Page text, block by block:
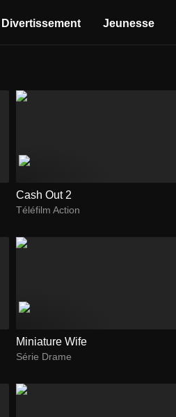
Divertissement Jeunesse
Cash Out 2
Téléfilm Action
Miniature Wife
Série Drame